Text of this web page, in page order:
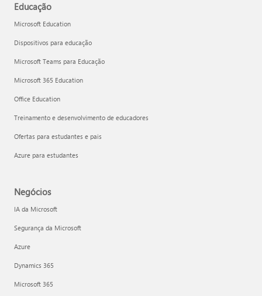
Educação
Microsoft Education
Dispositivos para educação
Microsoft Teams para Educação
Microsoft 365 Education
Office Education
Treinamento e desenvolvimento de educadores
Ofertas para estudantes e pais
Azure para estudantes
Negócios
IA da Microsoft
Segurança da Microsoft
Azure
Dynamics 365
Microsoft 365